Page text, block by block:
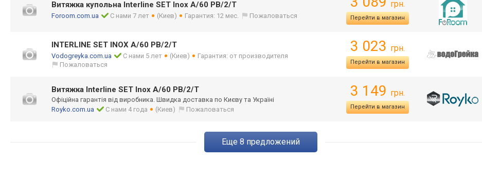
Витяжка купольна Interline SET Inox A/60 PB/2/T
Foroom.com.ua С нами 7 лет (Киев) Гарантия: 12 мес. Пожаловаться
грн.
Перейти в магазин
INTERLINE SET INOX A/60 PB/2/T
Vodogreyka.com.ua С нами 5 лет (Киев)
Гарантия: от производителя
Пожаловаться
3 023 грн.
Перейти в магазин
Витяжка Interline SET Inox A/60 PB/2/T
Офіційна гарантія від виробника. Швидка доставка по Києву та Україні
Royko.com.ua
С нами 4 года (Киев) Пожаловаться
3 149 грн.
Перейти в магазин
eще 8 предложений